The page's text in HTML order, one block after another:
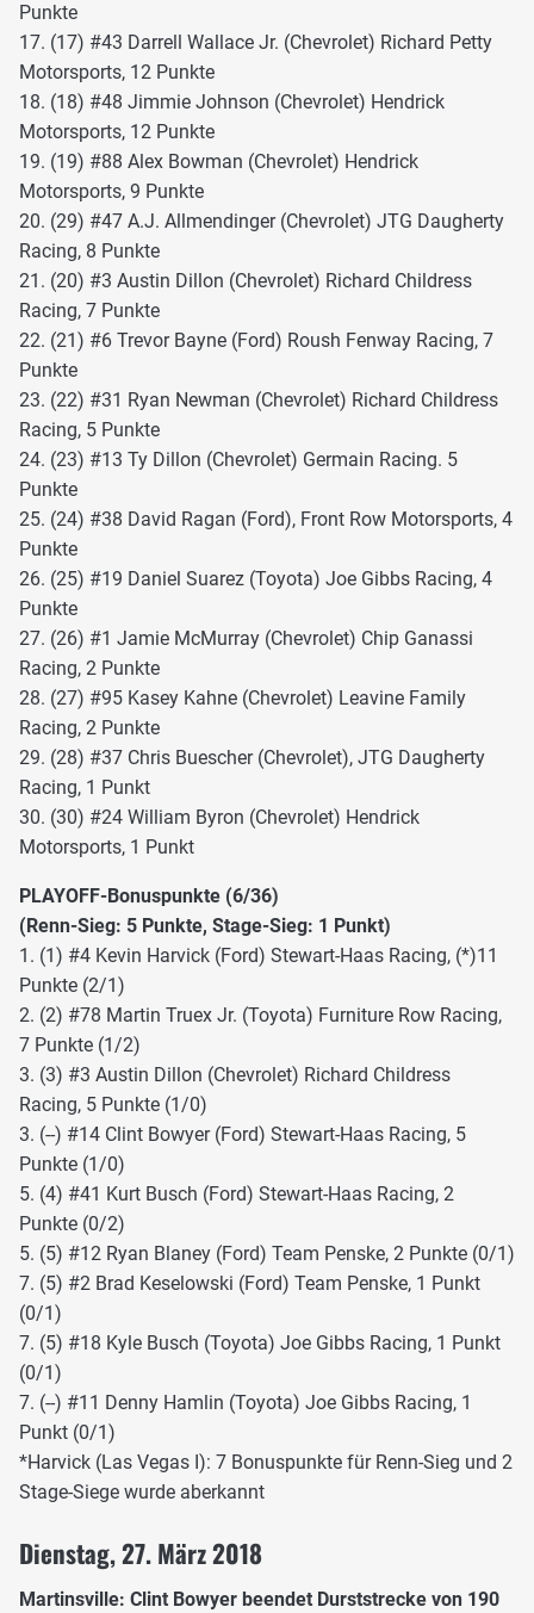
Punkte
17. (17) #43 Darrell Wallace Jr. (Chevrolet) Richard Petty
Motorsports, 12 Punkte
18. (18) #48 Jimmie Johnson (Chevrolet) Hendrick
Motorsports, 12 Punkte
19. (19) #88 Alex Bowman (Chevrolet) Hendrick
Motorsports, 9 Punkte
20. (29) #47 A.J. Allmendinger (Chevrolet) JTG Daugherty
Racing, 8 Punkte
21. (20) #3 Austin Dillon (Chevrolet) Richard Childress
Racing, 7 Punkte
22. (21) #6 Trevor Bayne (Ford) Roush Fenway Racing, 7
Punkte
23. (22) #31 Ryan Newman (Chevrolet) Richard Childress
Racing, 5 Punkte
24. (23) #13 Ty Dillon (Chevrolet) Germain Racing. 5
Punkte
25. (24) #38 David Ragan (Ford), Front Row Motorsports, 4
Punkte
26. (25) #19 Daniel Suarez (Toyota) Joe Gibbs Racing, 4
Punkte
27. (26) #1 Jamie McMurray (Chevrolet) Chip Ganassi
Racing, 2 Punkte
28. (27) #95 Kasey Kahne (Chevrolet) Leavine Family
Racing, 2 Punkte
29. (28) #37 Chris Buescher (Chevrolet), JTG Daugherty
Racing, 1 Punkt
30. (30) #24 William Byron (Chevrolet) Hendrick
Motorsports, 1 Punkt
PLAYOFF-Bonuspunkte (6/36)
(Renn-Sieg: 5 Punkte, Stage-Sieg: 1 Punkt)
1. (1) #4 Kevin Harvick (Ford) Stewart-Haas Racing, (*)11
Punkte (2/1)
2. (2) #78 Martin Truex Jr. (Toyota) Furniture Row Racing,
7 Punkte (1/2)
3. (3) #3 Austin Dillon (Chevrolet) Richard Childress
Racing, 5 Punkte (1/0)
3. (--) #14 Clint Bowyer (Ford) Stewart-Haas Racing, 5
Punkte (1/0)
5. (4) #41 Kurt Busch (Ford) Stewart-Haas Racing, 2
Punkte (0/2)
5. (5) #12 Ryan Blaney (Ford) Team Penske, 2 Punkte (0/1)
7. (5) #2 Brad Keselowski (Ford) Team Penske, 1 Punkt
(0/1)
7. (5) #18 Kyle Busch (Toyota) Joe Gibbs Racing, 1 Punkt
(0/1)
7. (--) #11 Denny Hamlin (Toyota) Joe Gibbs Racing, 1
Punkt (0/1)
*Harvick (Las Vegas I): 7 Bonuspunkte für Renn-Sieg und 2
Stage-Siege wurde aberkannt
Dienstag, 27. März 2018
Martinsville: Clint Bowyer beendet Durststrecke von 190